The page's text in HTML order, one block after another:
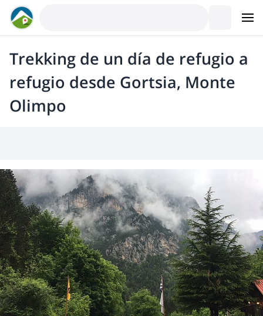
Trekking de un día de refugio a
refugio desde Gortsia, Monte
Olimpo